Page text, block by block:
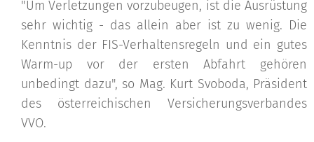
"Um Verletzungen vorzubeugen, ist die Ausrüstung
sehr wichtig - das allein aber ist zu wenig. Die
Kenntnis der FIS-Verhaltensregeln und ein gutes
Warm-up vor der ersten Abfahrt gehören
unbedingt dazu", so Mag. Kurt Svoboda, Präsident
des österreichischen Versicherungsverbandes
VVO.